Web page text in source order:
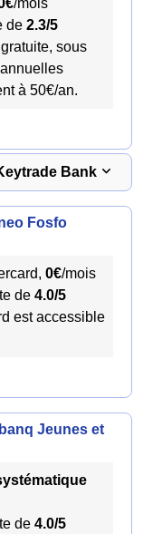
/mois
de 2.3/5
sous
à 50€/an.
Bank
Fosfo
0€/mois
de 4.0/5
est accessible
Jeunes et
de 4.0/5